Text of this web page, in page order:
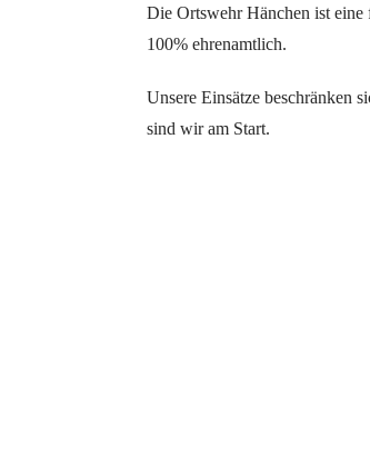
Die Ortswehr Hänchen ist
100% ehrenamtlich.
Unsere Einsätze beschränken
sind wir am Start.